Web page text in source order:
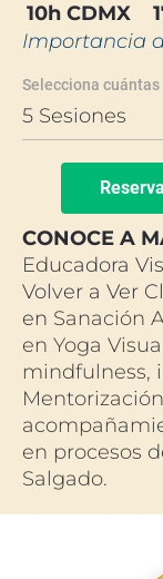
10h CDMX
Importancia
Selecciona
CONOCE A
Educadora
Volver a Ver
en Sanación
mindfulness,
en procesos
Salgado.